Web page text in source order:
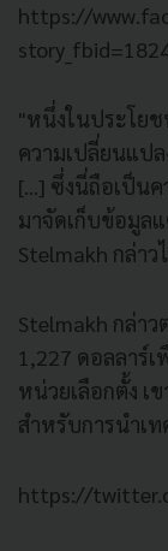
https://
"หนึ่งในประโย
ความเปลี่ยนแป
[...] ซึ่งนี่ถือเป็น
มาจัดเก็บข้อมูล
Stelmakh กล่าว
Stelmakh กล่า
1,227 ดอลลาร์
หน่วยเลือกตั้ง เ
สำหรับการนำเท
https://